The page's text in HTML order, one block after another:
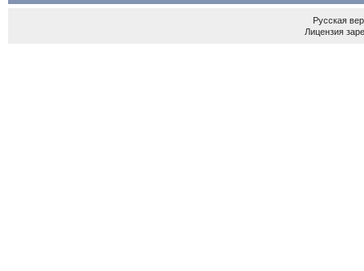
Русская
Лицензия